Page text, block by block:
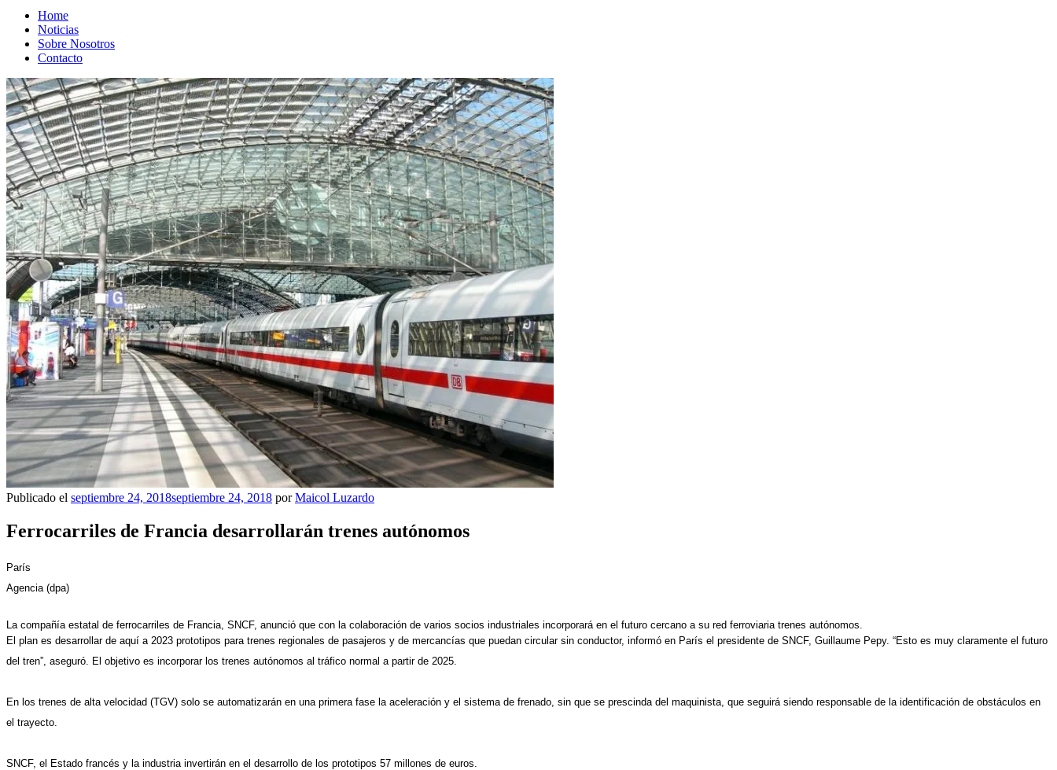
Home
Noticias
Sobre Nosotros
Contacto
Publicado el septiembre 24, 2018septiembre 24, 2018 porMaicol Luzardo
Ferrocarriles de Francia desarrollarán trenes autónomos
París
Agencia (dpa)
La compañía estatal de ferrocarriles de Francia, SNCF, anunció que con la colaboración de varios socios industriales incorporará en el futuro cercano a su red ferroviaria trenes autónomos.
El plan es desarrollar de aquí a 2023 prototipos para trenes regionales de pasajeros y de mercancías que puedan circular sin conductor, informó en París el presidente de SNCF, Guillaume Pepy. “Esto es muy claramente el futuro
del tren”, aseguró. El objetivo es incorporar los trenes autónomos al tráfico normal a partir de 2025.
En los trenes de alta velocidad (TGV) solo se automatizarán en una primera fase la aceleración y el sistema de frenado, sin que se prescinda del maquinista, que seguirá siendo responsable de la identificación de obstáculos en
el trayecto.
SNCF, el Estado francés y la industria invertirán en el desarrollo de los prototipos 57 millones de euros.